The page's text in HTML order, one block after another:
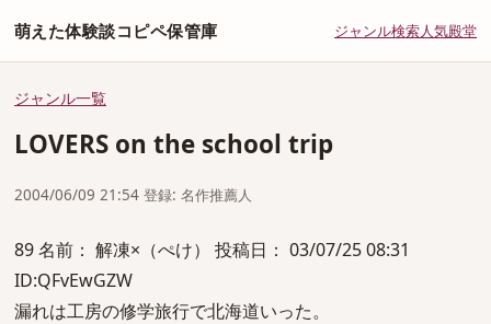
萌えた体験談コピペ保管庫 ジャンル検索人気殿堂
ジャンル一覧
LOVERS on the school trip
2004/06/09 21:54 登録: 名作推薦人
89 名前： 解凍×（ぺけ） 投稿日： 03/07/25 08:31
ID:QFvEwGZW
漏れは工房の修学旅行で北海道いった。